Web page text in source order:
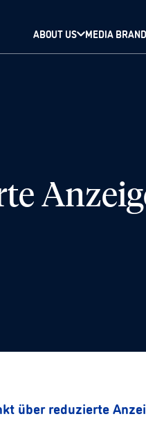
ABOUT US MEDIA
über reduzierte